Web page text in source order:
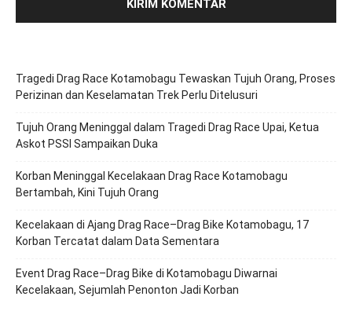
Tragedi Drag Race Kotamobagu Tewaskan Tujuh Orang, Proses
Perizinan dan Keselamatan Trek Perlu Ditelusuri
Tujuh Orang Meninggal dalam Tragedi Drag Race Upai, Ketua
Askot PSSI Sampaikan Duka
Korban Meninggal Kecelakaan Drag Race Kotamobagu
Bertambah, Kini Tujuh Orang
Kecelakaan di Ajang Drag Race–Drag Bike Kotamobagu, 17
Korban Tercatat dalam Data Sementara
Event Drag Race–Drag Bike di Kotamobagu Diwarnai
Kecelakaan, Sejumlah Penonton Jadi Korban